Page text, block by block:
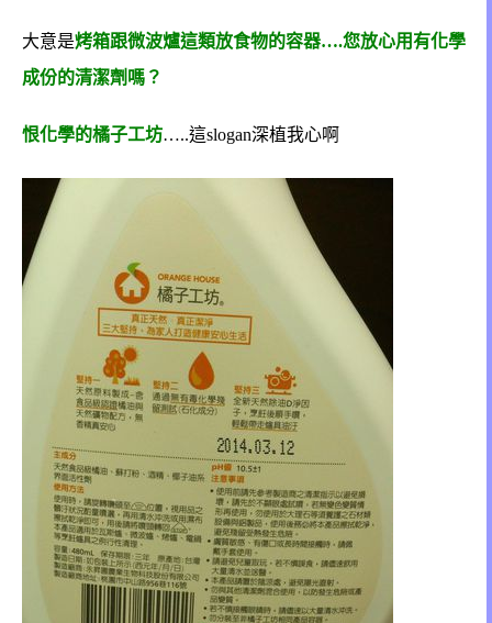
大意是烤箱跟微波爐這類放食物的容器….您放心用有化學
成份的清潔劑嗎？
恨化學的橘子工坊…..這slogan深植我心啊